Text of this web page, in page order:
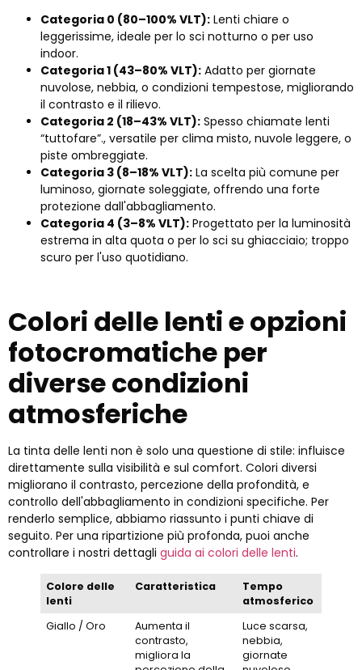
Categoria 0 (80–100% VLT): Lenti chiare o
leggerissime, ideale per lo sci notturno o per uso
indoor.
Categoria 1 (43–80% VLT): Adatto per giornate
nuvolose, nebbia, o condizioni tempestose, migliorando
il contrasto e il rilievo.
Categoria 2 (18–43% VLT): Spesso chiamate lenti
“tuttofare”., versatile per clima misto, nuvole leggere, o
piste ombreggiate.
Categoria 3 (8–18% VLT): La scelta più comune per
luminoso, giornate soleggiate, offrendo una forte
protezione dall'abbagliamento.
Categoria 4 (3–8% VLT): Progettato per la luminosità
estrema in alta quota o per lo sci su ghiacciaio; troppo
scuro per l'uso quotidiano.
Colori delle lenti e opzioni
fotocromatiche per
diverse condizioni
atmosferiche
La tinta delle lenti non è solo una questione di stile: influisce
direttamente sulla visibilità e sul comfort. Colori diversi
migliorano il contrasto, percezione della profondità, e
controllo dell'abbagliamento in condizioni specifiche. Per
renderlo semplice, abbiamo riassunto i punti chiave di
seguito. Per una ripartizione più profonda, puoi anche
controllare i nostri dettagli guida ai colori delle lenti.
Colore delle
lenti
Caratteristica
Tempo
atmosferico
Giallo / Oro
Aumenta il
contrasto,
migliora la
Luce scarsa,
nebbia,
giornate